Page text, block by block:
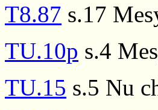
T8.87 s.17
TU.10p s.4
TU.15 s.5 Nu